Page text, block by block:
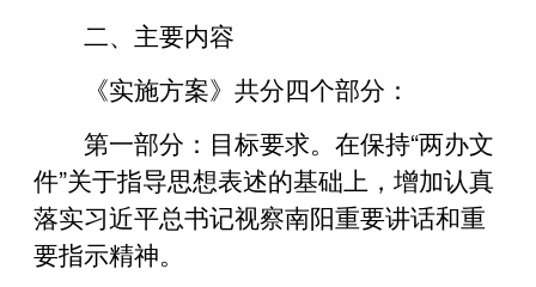
二、主要内容
《实施方案》共分四个部分：
第一部分：目标要求。在保持“两办文
件”关于指导思想表述的基础上，增加认真
落实习近平总书记视察南阳重要讲话和重
要指示精神。